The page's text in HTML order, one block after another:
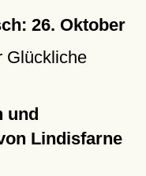
26. Oktober
Glückliche
und
Lindisfarne